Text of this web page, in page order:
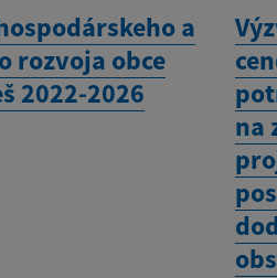
a
rozvoja obce
2022-2026
na